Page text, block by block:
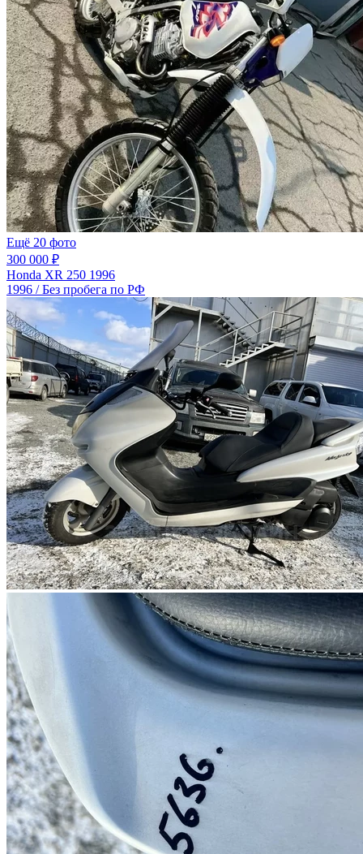
Ещё 20 фото
300 000 ₽
Honda XR 250 1996
1996 / Без пробега по РФ